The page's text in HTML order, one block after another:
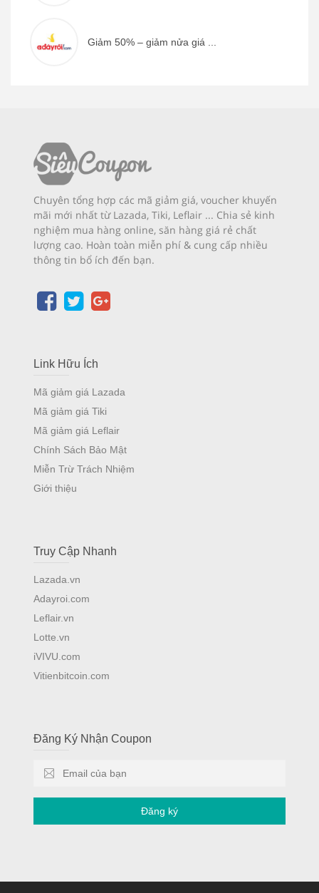
Giảm 50% – giảm nửa giá ...
Chuyên tổng hợp các mã giảm giá, voucher khuyến
mãi mới nhất từ Lazada, Tiki, Leflair ... Chia sẻ kinh
nghiệm mua hàng online, săn hàng giá rẻ chất
lượng cao. Hoàn toàn miễn phí & cung cấp nhiều
thông tin bổ ích đến bạn.
Link Hữu Ích
Mã giảm giá Lazada
Mã giảm giá Tiki
Mã giảm giá Leflair
Chính Sách Bảo Mật
Miễn Trừ Trách Nhiệm
Giới thiệu
Truy Cập Nhanh
Lazada.vn
Adayroi.com
Leflair.vn
Lotte.vn
iVIVU.com
Vitienbitcoin.com
Đăng Ký Nhận Coupon
Đăng ký